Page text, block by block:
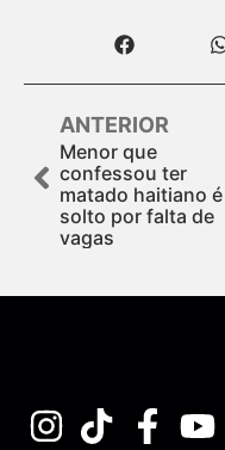
ANTERIOR
Menor que
confessou ter
matado haitiano é
solto por falta de
vagas